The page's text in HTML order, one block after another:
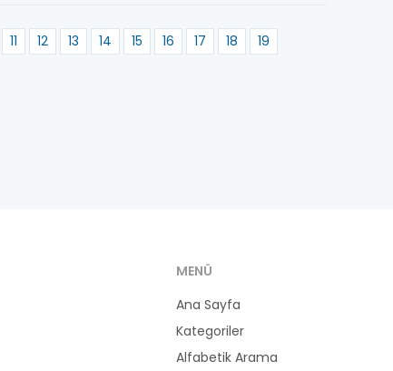
11 12 13 14 15 16 17 18
19
MENÜ
Ana Sayfa
Kategoriler
Alfabetik Arama